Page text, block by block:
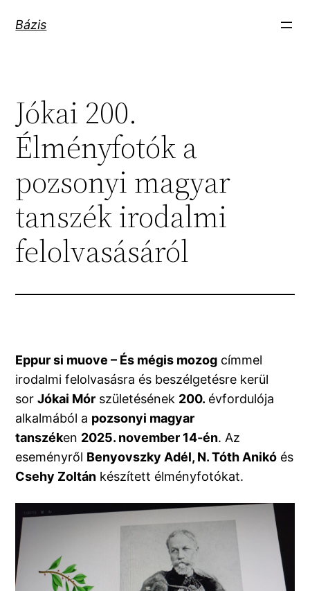
Bázis
Jókai 200.
Élményfotók a
pozsonyi magyar
tanszék irodalmi
felolvasásáról
Eppur si muove – És mégis mozog címmel
irodalmi felolvasásra és beszélgetésre kerül
sorJókai Mór születésének 200. évfordulója
alkalmából a pozsonyi magyar
tanszéken 2025. november 14-én. Az
eseményről Benyovszky Adél, N. Tóth Anikó és
Csehy Zoltán készített élményfotókat.